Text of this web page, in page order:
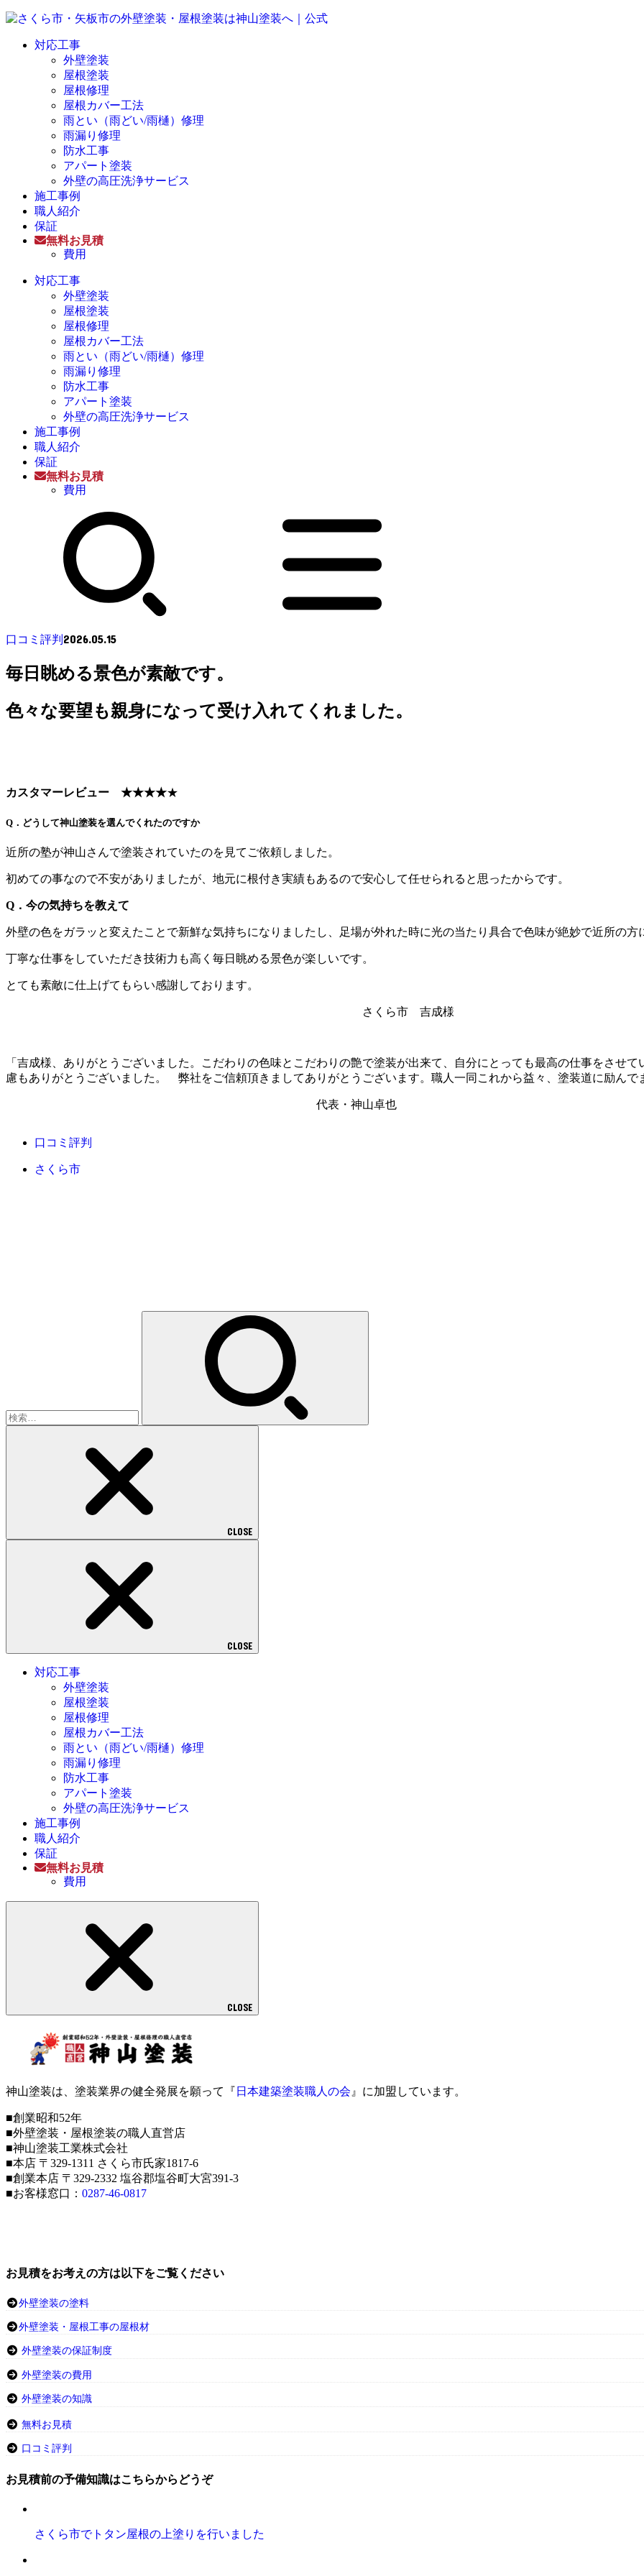
対応工事
外壁塗装
屋根塗装
屋根修理
屋根カバー工法
雨とい（雨どい/雨樋）修理
雨漏り修理
防水工事
アパート塗装
外壁の高圧洗浄サービス
施工事例
職人紹介
保証
無料お見積
費用
対応工事
外壁塗装
屋根塗装
屋根修理
屋根カバー工法
雨とい（雨どい/雨樋）修理
雨漏り修理
防水工事
アパート塗装
外壁の高圧洗浄サービス
施工事例
職人紹介
保証
無料お見積
費用
口コミ評判 2026.05.15
毎日眺める景色が素敵です。
色々な要望も親身になって受け入れてくれました。
カスタマーレビュー ★★★★★
Q．どうして神山塗装を選んでくれたのですか
近所の塾が神山さんで塗装されていたのを見てご依頼しました。
初めての事なので不安がありましたが、地元に根付き実績もあるので安心して任せられると思ったからです。
Q．今の気持ちを教えて
外壁の色をガラッと変えたことで新鮮な気持ちになりましたし、足場が外れた時に光の当たり具合で色味が絶妙で近所の方
丁寧な仕事をしていただき技術力も高く毎日眺める景色が楽しいです。
とても素敵に仕上げてもらい感謝しております。
さくら市 吉成様
「吉成様、ありがとうございました。こだわりの色味とこだわりの艶で塗装が出来て、自分にとっても最高の仕事をさせ
慮もありがとうございました。 弊社をご信頼頂きましてありがとうございます。職人一同これから益々、塗装道に励んで
代表・神山卓也
口コミ評判
さくら市
CLOSE
CLOSE
対応工事
外壁塗装
屋根塗装
屋根修理
屋根カバー工法
雨とい（雨どい/雨樋）修理
雨漏り修理
防水工事
アパート塗装
外壁の高圧洗浄サービス
施工事例
職人紹介
保証
無料お見積
費用
CLOSE
神山塗装は、塗装業界の健全発展を願って『 日本建築塗装職人の会 』に加盟しています。
■創業昭和52年
■外壁塗装・屋根塗装の職人直営店
■神山塗装工業株式会社
■本店 〒329-1311 さくら市氏家1817-6
■創業本店 〒329-2332 塩谷郡塩谷町大宮391-3
■お客様窓口： 0287-46-0817
お見積をお考えの方は以下をご覧ください
外壁塗装の塗料
外壁塗装・屋根工事の屋根材
外壁塗装の保証制度
外壁塗装の費用
外壁塗装の知識
無料お見積
口コミ評判
お見積前の予備知識はこちらからどうぞ
さくら市でトタン屋根の上塗りを行いました